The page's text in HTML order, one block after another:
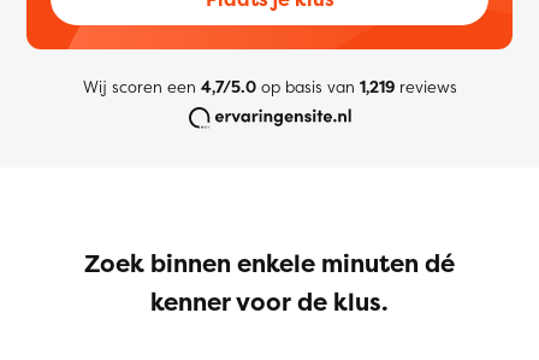
Wij scoren een 4,7/5.0op basis van 1,219reviews
Zoek binnen enkele minuten dé
kenner voor de klus.